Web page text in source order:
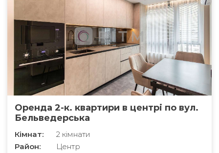
Оренда 2-к. квартири в центрі по вул.
Бельведерська
Кімнат:
2 кімнати
Район:
Центр